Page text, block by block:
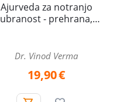
Ajurveda za notranjo
ubranost - prehrana,
Dr. Vinod Verma
19,90€